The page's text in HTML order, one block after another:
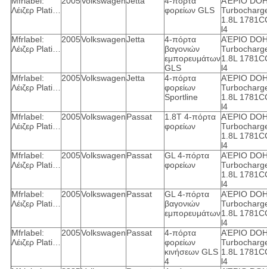
Λέιζερ Plati…
φορείων GLS
1.8L
l4
Mfrlabel:
Λέιζερ Plati…
2005VolkswagenJetta
4-πόρτα
βαγονιών
εμπορευμάτων
GLS
ΑΈΡΙΟ
1.8L
l4
Mfrlabel:
Λέιζερ Plati…
2005VolkswagenJetta
4-πόρτα
φορείων
Sportline
ΑΈΡΙΟ
1.8L
l4
Mfrlabel:
Λέιζερ Plati…
2005VolkswagenPassat
1.8T 4-πόρτα
φορείων
ΑΈΡΙΟ
1.8L
l4
Mfrlabel:
Λέιζερ Plati…
2005VolkswagenPassat
GL 4-πόρτα
φορείων
ΑΈΡΙΟ
1.8L
l4
Mfrlabel:
Λέιζερ Plati…
2005VolkswagenPassat
GL 4-πόρτα
βαγονιών
εμπορευμάτων
ΑΈΡΙΟ
1.8L
l4
Mfrlabel:
Λέιζερ Plati…
2005VolkswagenPassat
4-πόρτα
φορείων
κινήσεων GLS
4
ΑΈΡΙΟ
1.8L
l4